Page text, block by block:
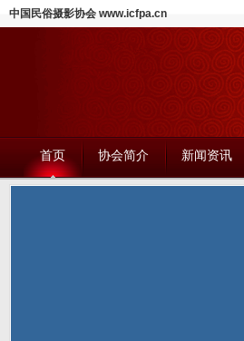
中国民俗摄影协会 www.icfpa.cn
首页 协会简介 新闻资讯